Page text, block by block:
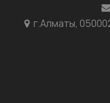
г.Алматы,